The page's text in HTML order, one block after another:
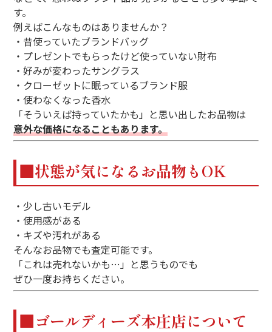
す。
例えばこんなものはありませんか？
・昔使っていたブランドバッグ
・プレゼントでもらったけど使っていない財布
・好みが変わったサングラス
・クローゼットに眠っているブランド服
・使わなくなった香水
「そういえば持っていたかも」と思い出したお品物は
意外な価格になることもあります。
■状態が気になるお品物もOK
・少し古いモデル
・使用感がある
・キズや汚れがある
そんなお品物でも査定可能です。
「これは売れないかも…」と思うものでも
ぜひ一度お持ちください。
■ゴールディーズ本庄店について